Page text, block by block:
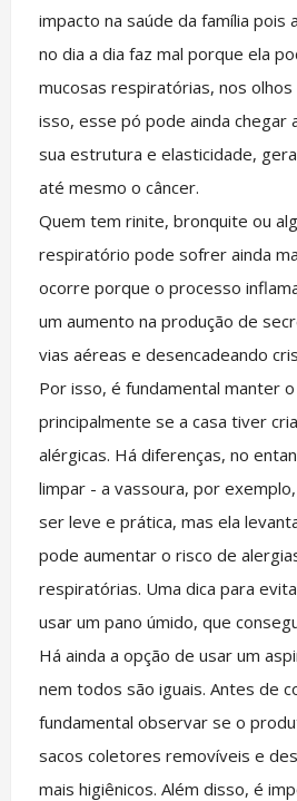
impacto na saúde da família pois
no dia a dia faz mal porque ela
mucosas respiratórias, nos olhos
isso, esse pó pode ainda chegar
sua estrutura e elasticidade,
até mesmo o câncer.
Quem tem rinite, bronquite ou
respiratório pode sofrer ainda
ocorre porque o processo
um aumento na produção de
vias aéreas e desencadeando
Por isso, é fundamental manter
principalmente se a casa tiver
alérgicas. Há diferenças, no
limpar - a vassoura, por
ser leve e prática, mas ela
pode aumentar o risco de
respiratórias. Uma dica para
usar um pano úmido, que
Há ainda a opção de usar um
nem todos são iguais. Antes de
fundamental observar se o
sacos coletores removíveis e
mais higiênicos. Além disso, é